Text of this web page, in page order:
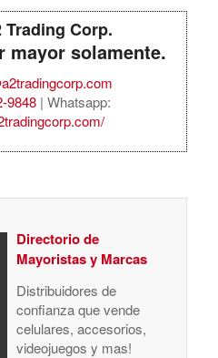
Trading Corp.
mayor solamente.
9848| Whatsapp:
Directorio de
Mayoristas y Marcas
Distribuidores de
confianza que vende
celulares, accesorios,
videojuegos y mas!